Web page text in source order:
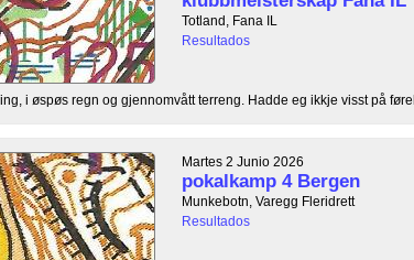
Totland, Fana IL
Resultados
i øspøs regn og gjennomvått terreng. Hadde eg ikkje visst på
Martes 2 Junio 2026
pokalkamp 4 Bergen
Munkebotn, Varegg Fleridrett
Resultados